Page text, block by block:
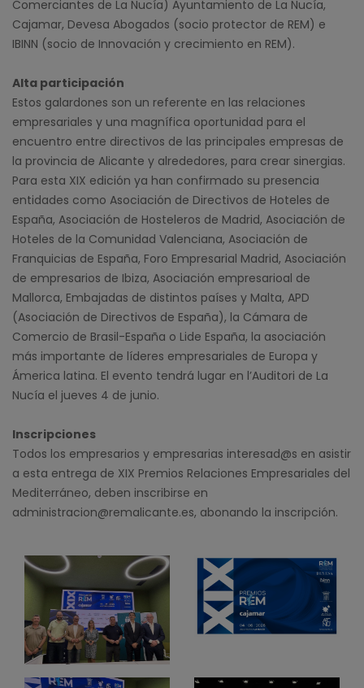
Comerciantes de La Nucía) Ayuntamiento de La Nucía,
Cajamar, Devesa Abogados (socio protector de REM) e
IBINN (socio de Innovación y crecimiento en REM).
Alta participación
Estos galardones son un referente en las relaciones
empresariales y una magnífica oportunidad para el
encuentro entre directivos de las principales empresas de
la provincia de Alicante y alrededores, para crear sinergias.
Para esta XIX edición ya han confirmado su presencia
entidades como Asociación de Directivos de Hoteles de
España, Asociación de Hosteleros de Madrid, Asociación de
Hoteles de la Comunidad Valenciana, Asociación de
Franquicias de España, Foro Empresarial Madrid, Asociación
de empresarios de Ibiza, Asociación empresarioal de
Mallorca, Embajadas de distintos países y Malta, APD
(Asociación de Directivos de España), la Cámara de
Comercio de Brasil-España o Lide España, la asociación
más importante de líderes empresariales de Europa y
Ámerica latina. El evento tendrá lugar en l’Auditori de La
Nucía el jueves 4 de junio.
Inscripciones
Todos los empresarios y empresarias interesad@s en asistir
a esta entrega de XIX Premios Relaciones Empresariales del
Mediterráneo, deben inscribirse en
administracion@remalicante.es, abonando la inscripción.